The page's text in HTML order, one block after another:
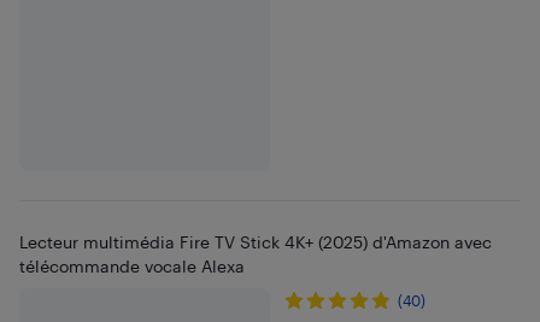
Lecteur multimédia Fire TV Stick 4K+ (2025) d'Amazon avec
télécommande vocale Alexa
(40)